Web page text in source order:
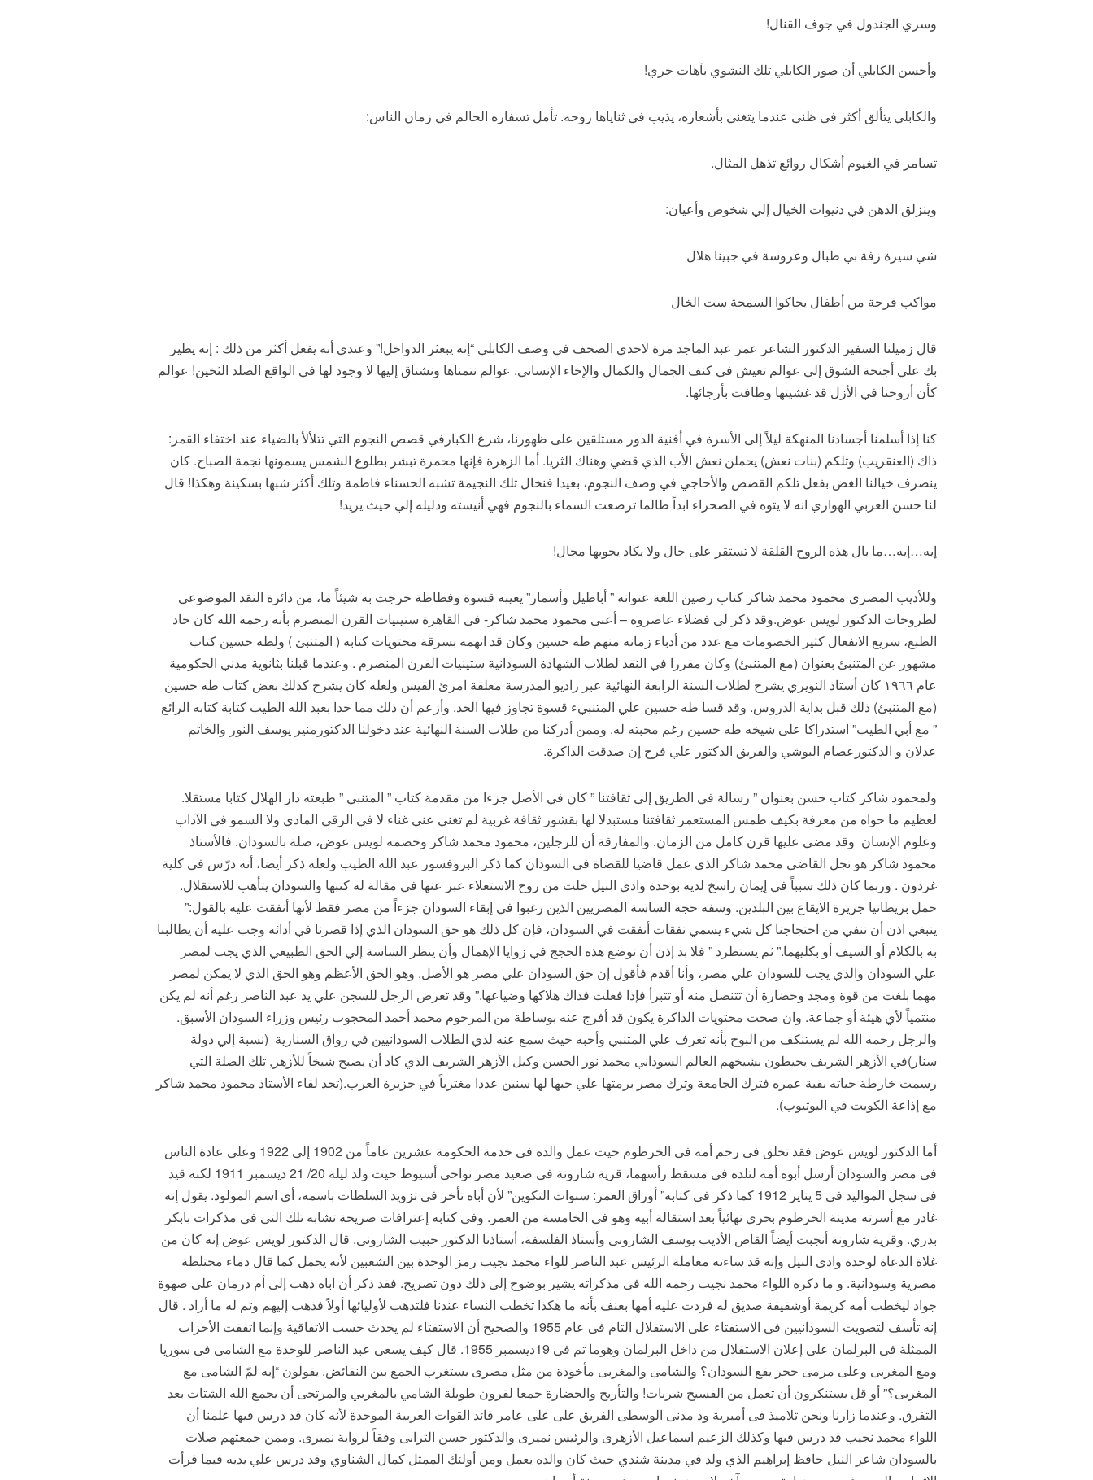
وسري الجندول في جوف القنال!
وأحسن الكابلي أن صور الكابلي تلك النشوي بآهات حري!
والكابلي يتألق أكثر في ظني عندما يتغني بأشعاره، يذيب في ثناياها روحه. تأمل تسفاره الحالم في زمان الناس:
تسامر في الغيوم أشكال روائع تذهل المثال.
وينزلق الذهن في دنيوات الخيال إلي شخوص وأعيان:
شي سيرة زفة بي طبال وعروسة في جبينا هلال
مواكب فرحة من أطفال يحاكوا السمحة ست الخال
قال زميلنا السفير الدكتور الشاعر عمر عبد الماجد مرة لاحدي الصحف في وصف الكابلي “إنه يبعثر الدواخل!” وعندي أنه يفعل أكثر من ذلك : إنه يطير
بك علي أجنحة الشوق إلي عوالم تعيش في كنف الجمال والكمال والإخاء الإنساني. عوالم نتمناها ونشتاق إليها لا وجود لها في الواقع الصلد الثخين! عوالم
كأن أروحنا في الأزل قد غشيتها وطافت بأرجائها.
كنا إذا أسلمنا أجسادنا المنهكة ليلاً إلى الأسرة في أفنية الدور مستلقين على ظهورنا، شرع الكبارفي قصص النجوم التي تتلألأ بالضياء عند اختفاء القمر:
ذاك (العنقريب) وتلكم (بنات نعش) يحملن نعش الأب الذي قضي وهناك الثريا. أما الزهرة فإنها محمرة تبشر بطلوع الشمس يسمونها نجمة الصباح. كان
ينصرف خيالنا الغض بفعل تلكم القصص والأحاجي في وصف النجوم، بعيدا فنخال تلك النجيمة تشبه الحسناء فاطمة وتلك أكثر شبها بسكينة وهكذا! قال
لنا حسن العربي الهواري انه لا يتوه في الصحراء ابداً طالما ترصعت السماء بالنجوم فهي أنيسته ودليله إلي حيث يريد!
إيه…إيه…ما بال هذه الروح القلقة لا تستقر على حال ولا يكاد يحويها مجال!
وللأديب المصرى محمود محمد شاكر كتاب رصين اللغة عنوانه ” أباطيل وأسمار” يعيبه قسوة وفظاظة خرجت به شيئاً ما، من دائرة النقد الموضوعى
لطروحات الدكتور لويس عوض.وقد ذكر لى فضلاء عاصروه – أعنى محمود محمد شاكر- فى القاهرة ستينيات القرن المنصرم بأنه رحمه الله كان حاد
الطبع، سريع الانفعال كثير الخصومات مع عدد من أدباء زمانه منهم طه حسين وكان قد اتهمه بسرقة محتويات كتابه ( المتنبئ ) ولطه حسين كتاب
مشهور عن المتنبئ بعنوان (مع المتنبئ) وكان مقررا في النقد لطلاب الشهادة السودانية ستينيات القرن المنصرم . وعندما قبلنا بثانوية مدني الحكومية
عام ١٩٦٦ كان أستاذ النويري يشرح لطلاب السنة الرابعة النهائية عبر راديو المدرسة معلقة امرئ القيس ولعله كان يشرح كذلك بعض كتاب طه حسين
(مع المتنبئ) ذلك قبل بداية الدروس. وقد قسا طه حسين علي المتنبيء قسوة تجاوز فيها الحد. وأزعم أن ذلك مما حدا بعبد الله الطيب كتابة كتابه الرائع
” مع أبي الطيب” استدراكا على شيخه طه حسين رغم محبته له. وممن أدركنا من طلاب السنة النهائية عند دخولنا الدكتورمنير يوسف النور والخاتم
عدلان و الدكتورعصام البوشي والفريق الدكتور علي فرح إن صدقت الذاكرة.
ولمحمود شاكر كتاب حسن بعنوان ” رسالة في الطريق إلى ثقافتنا ” كان في الأصل جزءا من مقدمة كتاب ” المتنبي ” طبعته دار الهلال كتابا مستقلا.
لعظيم ما حواه من معرفة بكيف طمس المستعمر ثقافتنا مستبدلا لها بقشور ثقافة غربية لم تغني عني غناء لا في الرقي المادي ولا السمو في الآداب
وعلوم الإنسان وقد مضي عليها قرن كامل من الزمان. والمفارقة أن للرجلين، محمود محمد شاكر وخصمه لويس عوض، صلة بالسودان. فالأستاذ
محمود شاكر هو نجل القاضى محمد شاكر الذى عمل قاضيا للقضاة فى السودان كما ذكر البروفسور عبد الله الطيب ولعله ذكر أيضا، أنه درّس فى كلية
غردون . وربما كان ذلك سبباً في إيمان راسخ لديه بوحدة وادي النيل خلت من روح الاستعلاء عبر عنها في مقالة له كتبها والسودان يتأهب للاستقلال.
حمل بريطانيا جريرة الايقاع بين البلدين. وسفه حجة الساسة المصريين الذين رغبوا في إبقاء السودان جزءاً من مصر فقط لأنها أنفقت عليه بالقول:”
ينبغي اذن أن ننفي من احتجاجنا كل شيء يسمي نفقات أنفقت في السودان، فإن كل ذلك هو حق السودان الذي إذا قصرنا في أدائه وجب عليه أن يطالبنا
به بالكلام أو السيف أو بكليهما.” ثم يستطرد ” فلا بد إذن أن توضع هذه الحجج في زوايا الإهمال وأن ينظر الساسة إلي الحق الطبيعي الذي يجب لمصر
علي السودان والذي يجب للسودان علي مصر، وأنا أقدم فأقول إن حق السودان علي مصر هو الأصل. وهو الحق الأعظم وهو الحق الذي لا يمكن لمصر
مهما بلغت من قوة ومجد وحضارة أن تتنصل منه أو تتبرأ فإذا فعلت فذاك هلاكها وضياعها.” وقد تعرض الرجل للسجن علي يد عبد الناصر رغم أنه لم يكن
منتمياً لأي هيئة أو جماعة. وان صحت محتويات الذاكرة يكون قد أفرج عنه بوساطة من المرحوم محمد أحمد المحجوب رئيس وزراء السودان الأسبق.
والرجل رحمه الله لم يستنكف من البوح بأنه تعرف علي المتنبي وأحبه حيث سمع عنه لدي الطلاب السودانيين في رواق السنارية (نسبة إلي دولة
سنار)في الأزهر الشريف يحيطون بشيخهم العالم السوداني محمد نور الحسن وكيل الأزهر الشريف الذي كاد أن يصبح شيخاً للأزهر, تلك الصلة التي
رسمت خارطة حياته بقية عمره فترك الجامعة وترك مصر برمتها علي حبها لها سنين عددا مغترباً في جزيرة العرب.(تجد لقاء الأستاذ محمود محمد شاكر
مع إذاعة الكويت في اليوتيوب).
أما الدكتور لويس عوض فقد تخلق فى رحم أمه فى الخرطوم حيث عمل والده فى خدمة الحكومة عشرين عاماً من 1902 إلى 1922 وعلى عادة الناس
فى مصر والسودان أرسل أبوه أمه لتلده فى مسقط رأسهما، قرية شارونة فى صعيد مصر نواحى أسيوط حيث ولد ليلة 20/ 21 ديسمبر 1911 لكنه قيد
فى سجل المواليد فى 5 يناير 1912 كما ذكر فى كتابه” أوراق العمر: سنوات التكوين” لأن أباه تأخر فى تزويد السلطات باسمه، أى اسم المولود. يقول إنه
غادر مع أسرته مدينة الخرطوم بحري نهائياً بعد استقالة أبيه وهو فى الخامسة من العمر. وفى كتابه إعترافات صريحة تشابه تلك التى فى مذكرات بابكر
بدري. وقرية شارونة أنجبت أيضاً القاص الأديب يوسف الشارونى وأستاذ الفلسفة، أستاذنا الدكتور حبيب الشارونى. قال الدكتور لويس عوض إنه كان من
غلاة الدعاة لوحدة وادى النيل وإنه قد ساءته معاملة الرئيس عبد الناصر للواء محمد نجيب رمز الوحدة بين الشعبين لأنه يحمل كما قال دماء مختلطة
مصرية وسودانية. و ما ذكره اللواء محمد نجيب رحمه الله فى مذكراته يشير بوضوح إلى ذلك دون تصريح. فقد ذكر أن اباه ذهب إلى أم درمان على صهوة
جواد ليخطب أمه كريمة أوشقيقة صديق له فردت عليه أمها بعنف بأنه ما هكذا تخطب النساء عندنا فلتذهب لأوليائها أولاً فذهب إليهم وتم له ما أراد . قال
إنه تأسف لتصويت السودانيين فى الاستفتاء على الاستقلال التام فى عام 1955 والصحيح أن الاستفتاء لم يحدث حسب الاتفاقية وإنما اتفقت الأحزاب
الممثلة فى البرلمان على إعلان الاستقلال من داخل البرلمان وهوما تم فى 19ديسمبر 1955. قال كيف يسعى عبد الناصر للوحدة مع الشامى فى سوريا
ومع المغربى وعلى مرمى حجر يقع السودان؟ والشامى والمغربى مأخوذة من مثل مصرى يستغرب الجمع بين النقائض. يقولون “إيه لمّ الشامى مع
المغربى؟” أو قل يستنكرون أن تعمل من الفسيخ شربات! والتأريخ والحضارة جمعا لقرون طويلة الشامي بالمغربي والمرتجى أن يجمع الله الشتات بعد
التفرق. وعندما زارنا ونحن تلاميذ فى أميرية ود مدنى الوسطى الفريق على على عامر قائد القوات العربية الموحدة لأنه كان قد درس فيها علمنا أن
اللواء محمد نجيب قد درس فيها وكذلك الزعيم اسماعيل الأزهرى والرئيس نميرى والدكتور حسن الترابى وفقاً لرواية نميرى. وممن جمعتهم صلات
بالسودان شاعر النيل حافظ إبراهيم الذي ولد في مدينة شندي حيث كان والده يعمل ومن أولئك الممثل كمال الشناوي وقد درس علي يديه فيما قرأت